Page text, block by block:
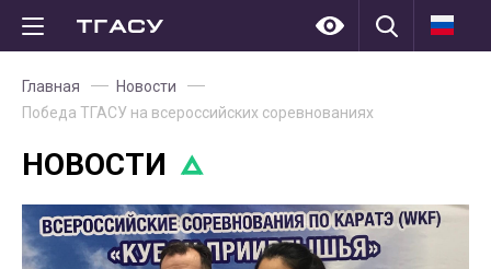
Главная
Новости
Победа ТГАСУ на всероссийских соревнованиях
НОВОСТИ